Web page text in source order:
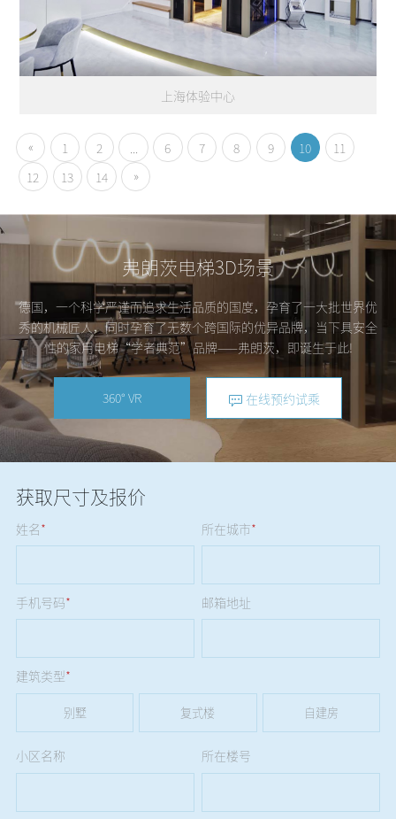
上海体验中心
« 1 2 6 7 8 9 10
11
12
13 14 »
弗朗茨电梯3D场景
德国，一个科学严谨而追求生活品质的国度，孕育了一大批世界优
秀的机械匠人，同时孕育了无数个跨国际的优异品牌，当下具安全
性的家用电梯“学者典范”品牌——弗朗茨，即诞生于此!
360° VR 在线预约试乘
获取尺寸及报价
姓名* 所在城市*
手机号码* 邮箱地址
建筑类型*
别墅 复式楼 自建房
小区名称 所在楼号